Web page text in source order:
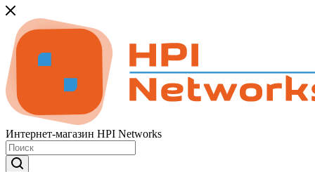
Интернет-магазин HPI Networks